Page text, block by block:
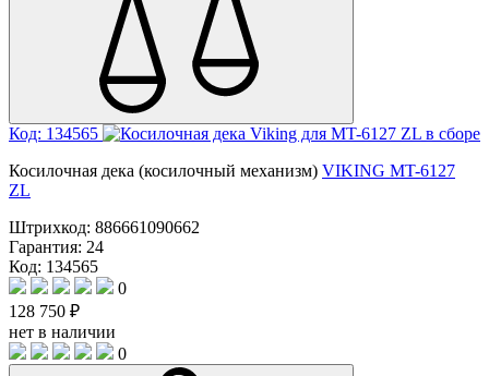
Код: 134565
Косилочная дека (косилочный механизм) VIKING МT-6127
ZL
Штрихкод: 886661090662
Гарантия: 24
Код: 134565
0
128 750 ₽
нет в наличии
0